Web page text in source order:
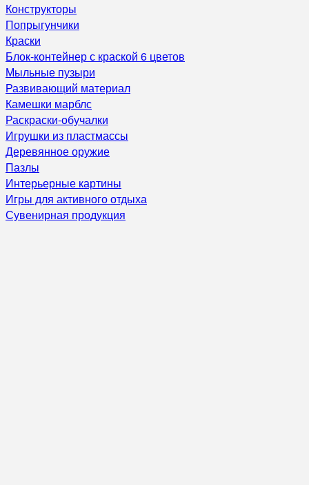
Конструкторы
Попрыгунчики
Краски
Блок-контейнер с краской 6 цветов
Мыльные пузыри
Развивающий материал
Камешки марблс
Раскраски-обучалки
Игрушки из пластмассы
Деревянное оружие
Пазлы
Интерьерные картины
Игры для активного отдыха
Сувенирная продукция